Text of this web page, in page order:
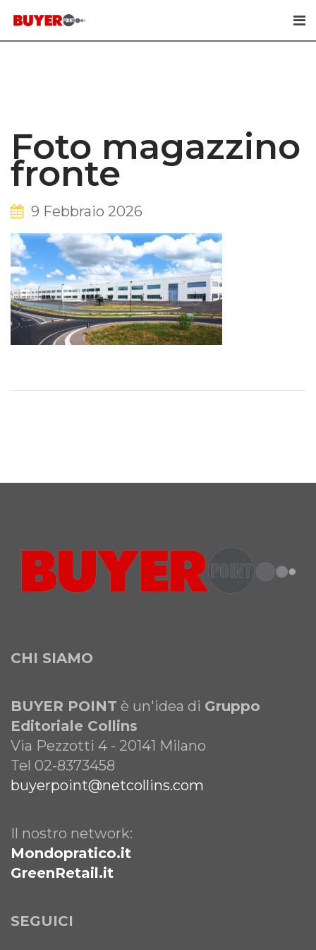
to
Foto magazzino
fronte
9 Febbraio 2026
CHI SIAMO
BUYER POINT è un'idea di Gruppo
Editoriale Collins
Via Pezzotti 4 - 20141 Milano
Tel 02-8373458
buyerpoint@netcollins.com
Il nostro network:
Mondopratico.it
GreenRetail.it
SEGUICI